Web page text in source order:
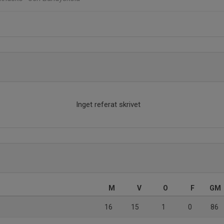
Inget referat skrivet
M V O F GM
16 15 1 0 86